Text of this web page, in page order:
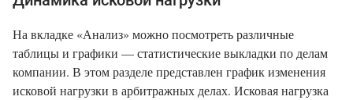
На вкладке «Анализ» можно посмотреть различные
таблицы и графики — статистические выкладки по делам
компании. В этом разделе представлен график изменения
исковой нагрузки в арбитражных делах. Исковая нагрузка